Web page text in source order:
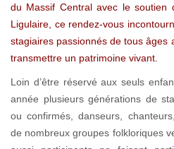
du Massif Central avec le soutien
Ligulaire, ce rendez-vous
stagiaires passionnés de tous âges
transmettre un patrimoine vivant.
Loin d’être réservé aux seuls
année plusieurs générations de
ou confirmés, danseurs,
de nombreux groupes folkloriques